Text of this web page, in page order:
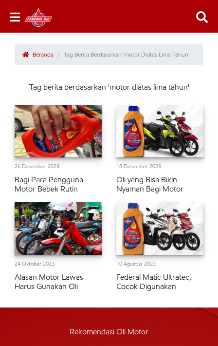
Beranda Tag Berita Berdasarkan 'motor Diatas Lima Tahun'
Tag berita berdasarkan 'motor diatas lima tahun'
26 Desember 2023
Bagi Para Pengguna
Motor Bebek Rutin
18 Desember 2023
Oli yang Bisa Bikin
Nyaman Bagi Motor
24 Oktober 2023
Alasan Motor Lawas
Harus Gunakan Oli
10 Agustus 2023
Federal Matic Ultratec,
Cocok Digunakan
Rekomendasi Oli Motor